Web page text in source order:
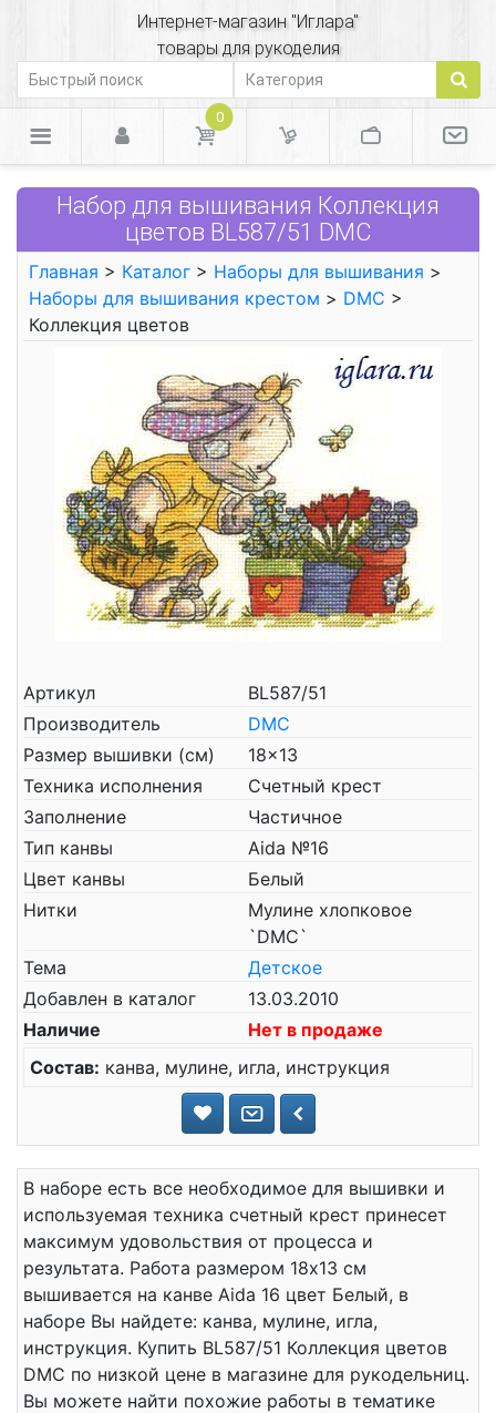
Интернет-магазин "Иглара"
товары для рукоделия
0
Набор для вышивания Коллекция
цветов BL587/51 DMC
Главная > Каталог > Наборы для вышивания >
Наборы для вышивания крестом > DMC >
Коллекция цветов
Артикул
BL587/51
Производитель
DMC
Размер вышивки (см)
18x13
Техника исполнения
Счетный крест
Заполнение
Частичное
Тип канвы
Aida №16
Цвет канвы
Белый
Нитки
Мулине хлопковое
`DMC`
Тема
Детское
Добавлен в каталог
13.03.2010
Наличие
Нет в продаже
Состав: канва, мулине, игла, инструкция
В наборе есть все необходимое для вышивки и
используемая техника счетный крест принесет
максимум удовольствия от процесса и
результата. Работа размером 18x13 см
вышивается на канве Aida 16 цвет Белый, в
наборе Вы найдете: канва, мулине, игла,
инструкция. Купить BL587/51 Коллекция цветов
DMC по низкой цене в магазине для рукодельниц.
Вы можете найти похожие работы в тематике